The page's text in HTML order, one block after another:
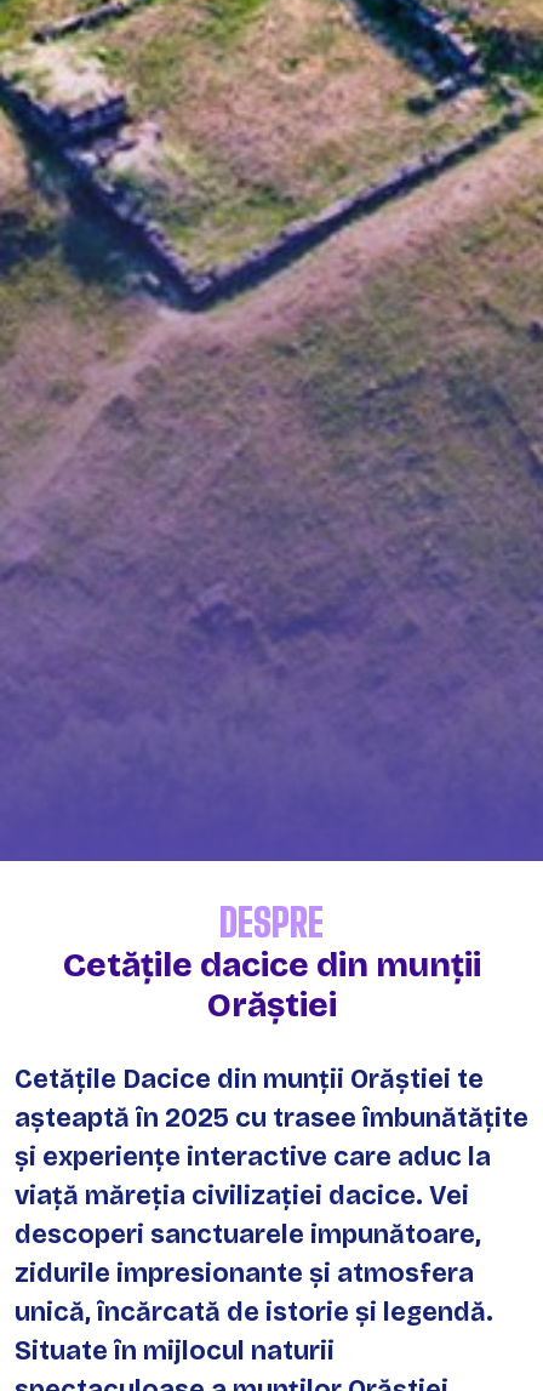
DESPRE
Cetățile dacice din munții
Orăștiei
Cetățile Dacice din munții Orăștiei te
așteaptă în 2025 cu trasee îmbunătățite
și experiențe interactive care aduc la
viață măreția civilizației dacice. Vei
descoperi sanctuarele impunătoare,
zidurile impresionante și atmosfera
unică, încărcată de istorie și legendă.
Situate în mijlocul naturii